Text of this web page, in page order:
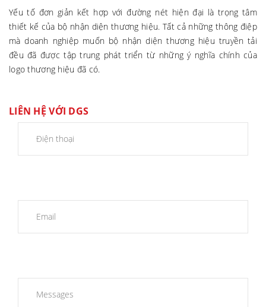
Yếu tố đơn giản kết hợp với đường nét hiện đại là trọng tâm
thiết kế của bộ nhận diện thương hiệu. Tất cả những thông điệp
mà doanh nghiệp muốn bộ nhận diện thương hiệu truyền tải
đều đã được tập trung phát triển từ những ý nghĩa chính của
logo thương hiệu đã có.
LIÊN HỆ VỚI DGS